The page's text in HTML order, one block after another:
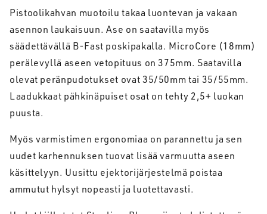
Pistoolikahvan muotoilu takaa luontevan ja vakaan
asennon laukaisuun. Ase on saatavilla myös
säädettävällä B-Fast poskipakalla. MicroCore (18mm)
perälevyllä aseen vetopituus on 375mm. Saatavilla
olevat peränpudotukset ovat 35/50mm tai 35/55mm.
Laadukkaat pähkinäpuiset osat on tehty 2,5+ luokan
puusta.
Myös varmistimen ergonomiaa on parannettu ja sen
uudet karhennuksen tuovat lisää varmuutta aseen
käsittelyyn. Uusittu ejektorijärjestelmä poistaa
ammutut hylsyt nopeasti ja luotettavasti.